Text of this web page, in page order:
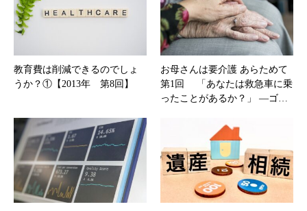
教育費は削減できるのでしょ
うか？①【2013年 第8回】
お母さんは要介護 あらためて
第1回 「あなたは救急車に乗
ったことがあるか？」 ―ゴ…